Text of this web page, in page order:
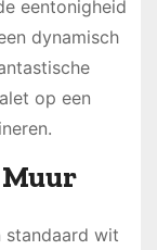
eentonigheid
dynamisch
op een
wit